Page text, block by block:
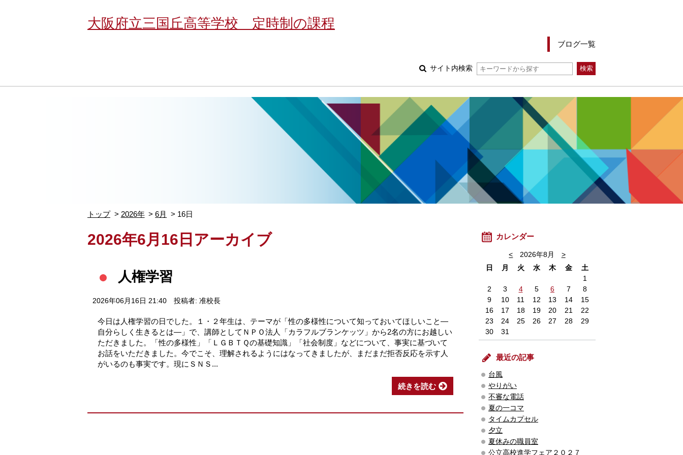
大阪府立三国丘高等学校 定時制の課程
ブログ一覧
サイト内検索
トップ 2026年 6月 16日
2026年6月16日アーカイブ
人権学習
2026年06月16日 21:40 投稿者: 准校長
今日は人権学習の日でした。１・２年生は、テーマが「性の多様性について知っておいてほしいこと―
自分らしく生きるとは―」で、講師としてＮＰＯ法人「カラフルブランケッツ」から2名の方にお越しい
ただきました。「性の多様性」「ＬＧＢＴＱの基礎知識」「社会制度」などについて、事実に基づいて
お話をいただきました。今でこそ、理解されるようにはなってきましたが、まだまだ拒否反応を示す人
がいるのも事実です。現にＳＮＳ...
続きを読む
カレンダー
< 2026年8月
>
日
月 火 水 木 金
土
1
2
3 4 5 6 7
8
9
10 11 12 13 14
15
16
17 18 19 20 21
22
23
24 25 26 27 28
29
30
31
最近の記事
台風
やりがい
不審な電話
夏の一コマ
タイムカプセル
夕立
夏休みの職員室
公立高校進学フェア２０２７